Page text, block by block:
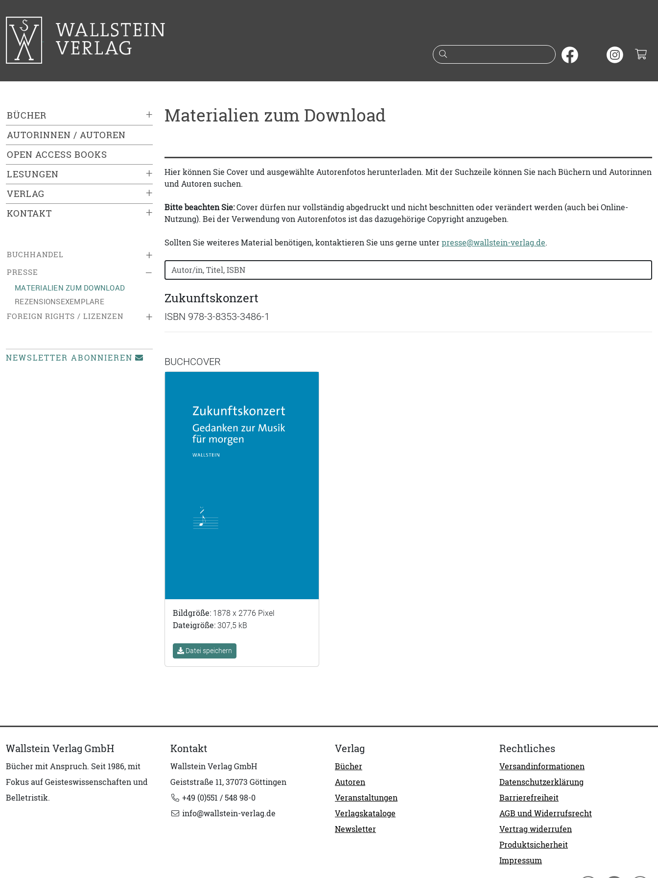
Suche nach Büchern oder
+
BÜCHER
AUTORINNEN / AUTOREN
OPEN ACCESS BOOKS
+
LESUNGEN
+
VERLAG
+
KONTAKT
+
BUCHHANDEL
–
PRESSE
MATERIALIEN ZUM DOWNLOAD
REZENSIONSEXEMPLARE
+
FOREIGN RIGHTS / LIZENZEN
NEWSLETTER ABONNIEREN
Materialien zum Download
Hier können Sie Cover und ausgewählte Autorenfotos herunterladen. Mit der Suchzeile können Sie nach Büchern und Autorinnen
und Autoren suchen.
Bitte beachten Sie:Cover dürfen nur vollständig abgedruckt und nicht beschnitten oder verändert werden (auch bei Online-
Nutzung). Bei der Verwendung von Autorenfotos ist das dazugehörige Copyright anzugeben.
Sollten Sie weiteres Material benötigen, kontaktieren Sie uns gerne unterpresse@wallstein-verlag.de.
Bücher nach Buchtitel, Autorennamen oder ISBN suchen:
Zukunftskonzert
ISBN 978-3-8353-3486-1
BUCHCOVER
Bildgröße: 1878 x 2776 Pixel
Dateigröße: 307,5 kB
Datei speichern
Wallstein Verlag GmbH
Bücher mit Anspruch. Seit 1986, mit
Fokus auf Geisteswissenschaften und
Belletristik.
Kontakt
Wallstein Verlag GmbH
Geiststraße 11, 37073 Göttingen
+49 (0)551 / 548 98-0
info@wallstein-verlag.de
Verlag
Bücher
Autoren
Veranstaltungen
Verlagskataloge
Newsletter
Rechtliches
Versandinformationen
Datenschutzerklärung
Barrierefreiheit
AGB und Widerrufsrecht
Vertrag widerrufen
Produktsicherheit
Impressum